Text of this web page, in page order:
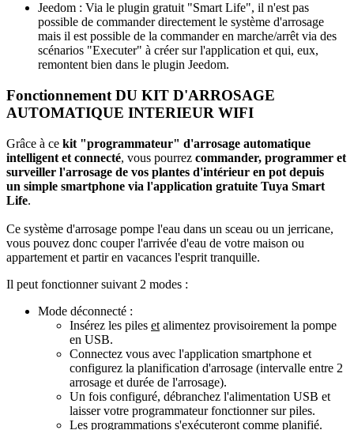
Jeedom : Via le plugin gratuit "Smart Life", il n'est pas
possible de commander directement le système d'arrosage
mais il est possible de la commander en marche/arrêt via des
scénarios "Executer" à créer sur l'application et qui, eux,
remontent bien dans le plugin Jeedom.
Fonctionnement DU KIT D'ARROSAGE
AUTOMATIQUE INTERIEUR WIFI
Grâce à ce kit "programmateur" d'arrosage automatique
intelligent et connecté, vous pourrez commander, programmer et
surveiller l'arrosage de vos plantes d'intérieur en pot depuis
un simple smartphone via l'application gratuite Tuya Smart
Life.
Ce système d'arrosage pompe l'eau dans un sceau ou un jerricane,
vous pouvez donc couper l'arrivée d'eau de votre maison ou
appartement et partir en vacances l'esprit tranquille.
Il peut fonctionner suivant 2 modes :
Mode déconnecté :
Insérez les piles et alimentez provisoirement la pompe
en USB.
Connectez vous avec l'application smartphone et
configurez la planification d'arrosage (intervalle entre 2
arrosage et durée de l'arrosage).
Un fois configuré, débranchez l'alimentation USB et
laisser votre programmateur fonctionner sur piles.
Les programmations s'exécuteront comme planifié.